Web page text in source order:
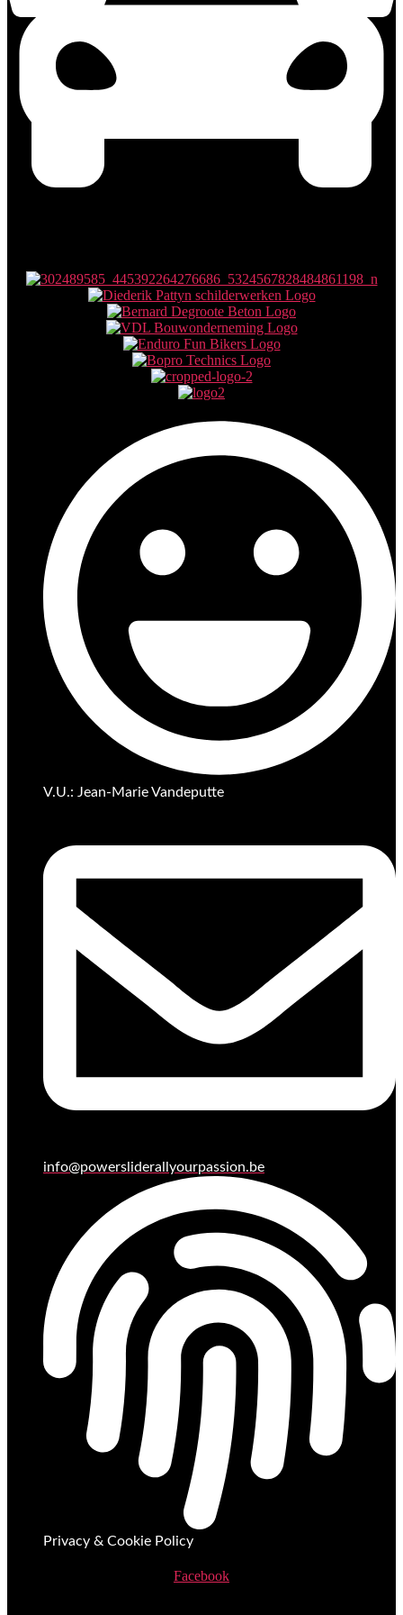
V.U.: Jean-Marie Vandeputte
info@powersliderallyourpassion.be
Privacy & Cookie Policy
Facebook